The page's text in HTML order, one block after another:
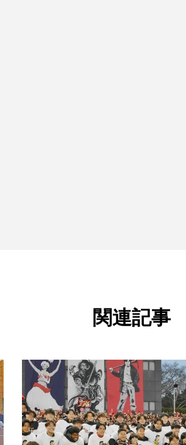
関連記事